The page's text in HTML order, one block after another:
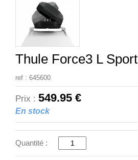
Thule Force3 L Sport
ref : 645600
Prix : 549.95 €
En stock
Quantité :